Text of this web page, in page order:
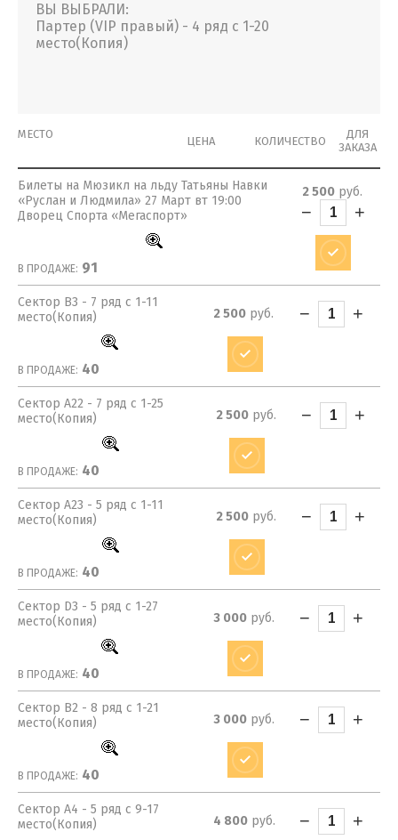
ВЫ ВЫБРАЛИ:
Партер (VIP правый) - 4 ряд с 1-20
место(Копия)
МЕСТО ЦЕНА КОЛИЧЕСТВО
ДЛЯ
ЗАКАЗА
Билеты на Мюзикл на льду Татьяны Навки
«Руслан и Людмила» 27 Март вт 19:00
Дворец Спорта «Мегаспорт»
В ПРОДАЖЕ: 91
2 500руб.
− +
Сектор B3 - 7 ряд с 1-11
место(Копия)
В ПРОДАЖЕ: 40
2 500 руб. − +
Сектор A22 - 7 ряд с 1-25
место(Копия)
В ПРОДАЖЕ: 40
2 500руб. − +
Сектор A23 - 5 ряд с 1-11
место(Копия)
В ПРОДАЖЕ: 40
2 500руб. − +
Сектор D3 - 5 ряд с 1-27
место(Копия)
В ПРОДАЖЕ: 40
3 000руб. − +
Сектор B2 - 8 ряд с 1-21
место(Копия)
В ПРОДАЖЕ: 40
3 000 руб. − +
Сектор A4 - 5 ряд с 9-17
место(Копия)
4 800руб. − +